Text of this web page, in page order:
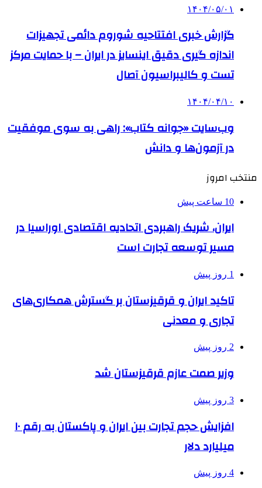
۱۴۰۴/۰۵/۰۱
گزارش خبری افتتاحیه شوروم دائمی تجهیزات
اندازه گیری دقیق اینسایز در ایران – با حمایت مرکز
تست و کالیبراسیون آصال
۱۴۰۴/۰۴/۱۰
وب‌سایت «جوانه کتاب»: راهی به سوی موفقیت
در آزمون‌ها و دانش
منتخب امروز
10 ساعت پیش
ایران، شریک راهبردی اتحادیه اقتصادی اوراسیا در
مسیر توسعه تجارت است
1 روز پیش
تاکید ایران و قرقیزستان بر گسترش همکاری‌های
تجاری و معدنی
2 روز پیش
وزیر صمت عازم قرقیزستان شد
3 روز پیش
افزایش حجم تجارت بین ایران و پاکستان به رقم ۱۰
میلیارد دلار
4 روز پیش